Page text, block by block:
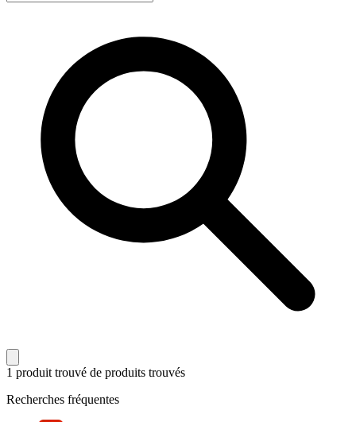
1 produit trouvé de produits trouvés
Recherches fréquentes